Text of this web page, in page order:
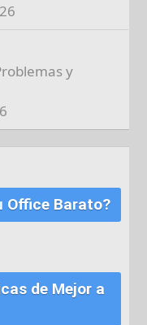
y
Office Barato?
de Mejor a